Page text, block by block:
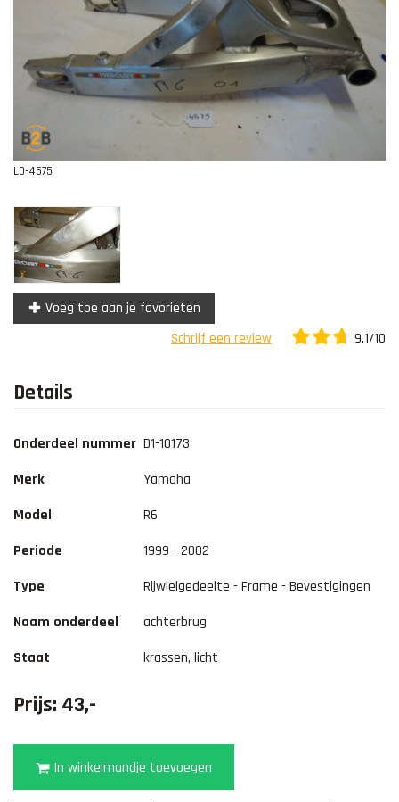
L0-4575
Voeg toe aan je favorieten
Schrijf een review
9.1/10
Details
Onderdeel nummer D1-10173
Merk
Yamaha
Model
R6
Periode
1999 - 2002
Type
Rijwielgedeelte - Frame - Bevestigingen
Naam onderdeel
achterbrug
Staat
krassen, licht
Prijs: 43,-
In winkelmandje toevoegen